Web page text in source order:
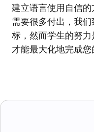
建立语言使用自信
需要很多付出，我
标，然而学生的努力
才能最大化地完成您